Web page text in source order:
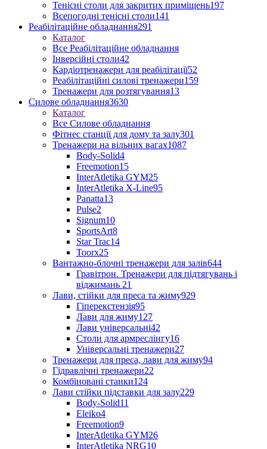
Тенісні столи для закритих приміщень197
Всепогодні тенісні столи141
Реабілітаційне обладнання291
Каталог
Все Реабілітаційне обладнання
Інверсійні столи42
Кардіотренажери для реабілітації52
Реабілітаційні силові тренажери159
Тренажери для розтягування13
Силове обладнання3630
Каталог
Все Силове обладнання
Фітнес станції для дому та залу301
Тренажери на вільних вагах1087
Body-Solid4
Freemotion15
InterAtletika GYM25
InterAtletika X-Line95
Panatta13
Pulse2
Signum10
SportsArt8
Star Trac14
Toorx25
Вантажно-блочні тренажери для залів644
Гравітрон. Тренажери для підтягувань і
віджимань 21
Лави, стійки для преса та жиму929
Гіперекстензія95
Лави для жиму127
Лави універсальні42
Столи для армреслінгу16
Універсальні тренажери27
Тренажери для преса, лави для жиму94
Гідравлічні тренажери22
Комбіновані станки124
Лави стійки підставки для залу229
Body-Solid11
Eleiko4
Freemotion9
InterAtletika GYM26
InterAtletika NRG10